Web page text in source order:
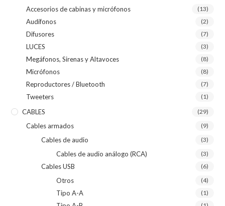
Accesorios de cabinas y micrófonos (13)
Audífonos (2)
Difusores (7)
LUCES (3)
Megáfonos, Sirenas y Altavoces (8)
Micrófonos (8)
Reproductores / Bluetooth (7)
Tweeters (1)
CABLES (29)
Cables armados (9)
Cables de audio (3)
Cables de audio análogo (RCA) (3)
Cables USB (6)
Otros (4)
Tipo A-A (1)